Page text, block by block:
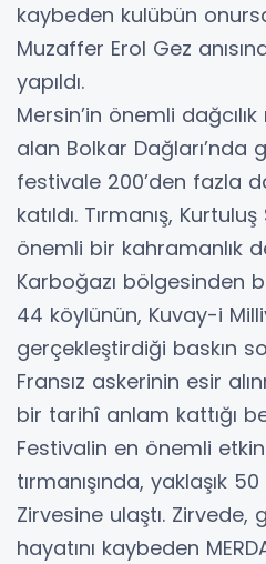
kaybeden kulübün
Muzaffer Erol Gez
yapıldı.
Mersin’in önemli
alan Bolkar Dağları’nda
festivale 200’den fazla
katıldı. Tırmanış,
önemli bir kahramanlık
Karboğazı bölgesinden
44 köylünün, Kuvay-i
gerçekleştirdiği baskın
Fransız askerinin esir
bir tarihî anlam kattığı
Festivalin en önemli
tırmanışında, yaklaşık
Zirvesine ulaştı. Zirvede,
hayatını kaybeden